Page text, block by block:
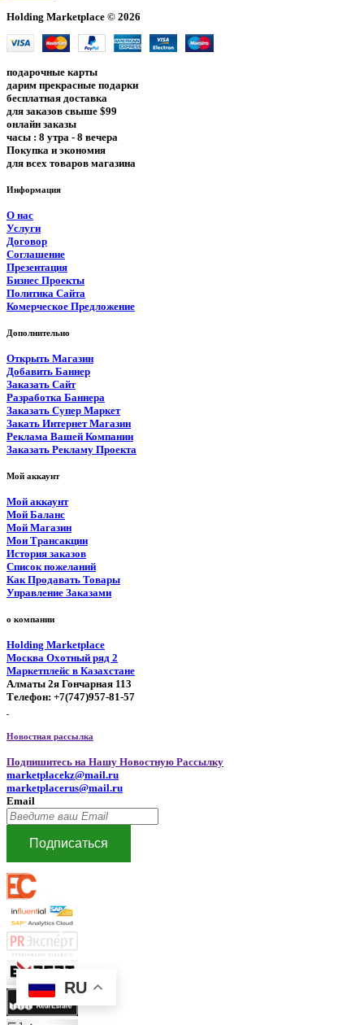
RU
Holding Marketplace © 2026
подарочные карты
дарим прекрасные подарки
бесплатная доставка
для заказов свыше $99
онлайн заказы
часы : 8 утра - 8 вечера
Покупка и экономия
для всех товаров магазина
Информация
О нас
Услуги
Договор
Соглашение
Презентация
Бизнес Проекты
Политика Сайта
Комерческое Предложение
Дополнительно
Открыть Магазин
Добавить Баннер
Заказать Сайт
Разработка Баннера
Заказать Супер Маркет
Закать Интернет Магазин
Реклама Вашей Компании
Заказать Рекламу Проекта
Мой аккаунт
Мой аккаунт
Мой Баланс
Мой Магазин
Мои Трансакции
История заказов
Список пожеланий
Как Продавать Товары
Управление Заказами
о компании
Holding Marketplace
Москва Охотный ряд 2
Маркетплейс в Казахстане
Алматы 2я Гончарная 113
Телефон: +7(747)957-81-57
Новостная рассылка
Подпишитесь на Нашу Новостную Рассылку
marketplacekz@mail.ru
marketplacerus@mail.ru
Email
Подписаться